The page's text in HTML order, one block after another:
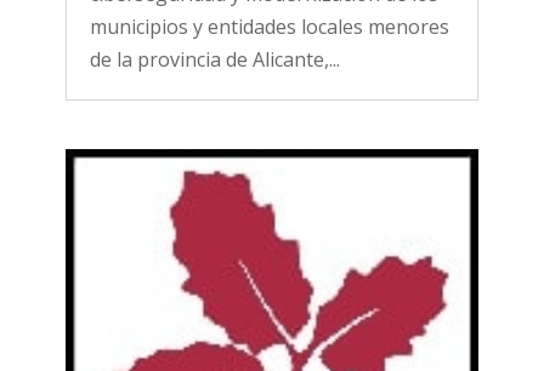
municipios y entidades locales menores
de la provincia de Alicante,...